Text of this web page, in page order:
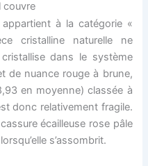
à la catégorie «
cristalline naturelle ne
dans le système
de nuance rouge à brune,
en moyenne) classée à
donc relativement fragile.
écailleuse rose pâle
s’assombrit.